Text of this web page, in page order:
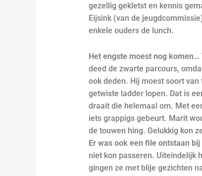
gezellig gekletst en kennis
Eijsink (van de
enkele ouders de lunch.
Het engste moest nog komen…
deed de zwarte parcours,
ook deden. Hij moest soort
getwiste ladder lopen. Dat is
draait die helemaal om. Met
iets grappigs gebeurt. Marit
de touwen hing. Gelukkig kon
Er was ook een file ontstaan
niet kon passeren. Uiteindelijk
gingen ze met blije gezichten